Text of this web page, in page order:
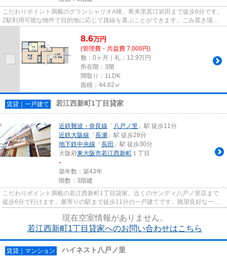
こだわりポイント満載のグランシャリオA棟。希来里若江岩田まで徒歩6分です。
2駅利用可能な物件で目的地に応じて路線を選ぶことができます。ごみ置き場も
用意されており、通勤前などに...
8.6万円
(管理費・共益費 7,000円)
敷：0ヶ月｜礼：12.9万円
所在階：3階
間取り：1LDK
面積：44.62㎡
賃貸｜一戸建て 若江西新町1丁目貸家
近鉄難波・奈良線 「 八戸ノ里 」駅 徒歩11分
近鉄大阪線 「長瀬 」駅 徒歩28分
地下鉄中央線 「長田 」駅 徒歩30分
大阪府東大阪市若江西新町 １丁目
-
築年数：築43年
階数：3階建
こだわりポイント満載の若江西新町1丁目貸家。近くのサンディ八戸ノ里店まで
徒歩6分で行けます。最寄りの駅まで徒歩11分の一戸建てです。眺望良好な一戸
建てです。失敗したくない賃貸...
現在空室情報がありません。
若江西新町1丁目貸家へのお問い合わせはこちら
賃貸｜マンション ハイネスト八戸ノ里